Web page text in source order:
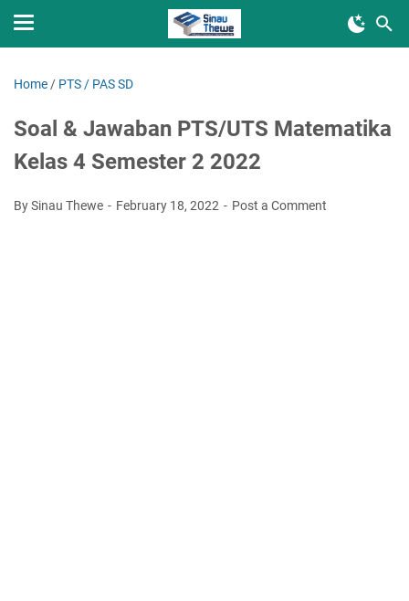
Home / PTS / PAS SD
Soal & Jawaban PTS/UTS Matematika
Kelas 4 Semester 2 2022
By Sinau Thewe February 18, 2022 Post a Comment